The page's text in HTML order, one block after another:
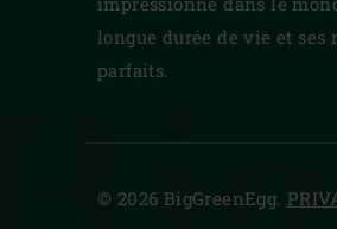
longue durée de vie et ses
parfaits.
© 2026 BigGreenEgg.